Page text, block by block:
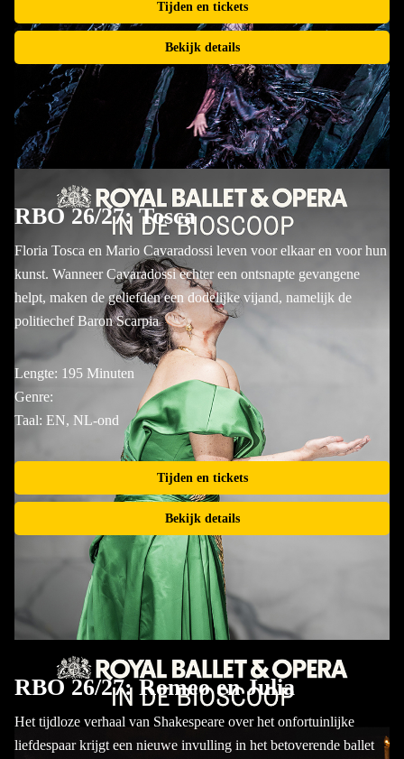
Tijden en tickets
Bekijk details
RBO 26/27: Tosca
Floria Tosca en Mario Cavaradossi leven voor elkaar en voor hun
kunst. Wanneer Cavaradossi echter een ontsnapte gevangene
helpt, maken de geliefden een dodelijke vijand, namelijk de
politiechef Baron Scarpia
Lengte: 195 Minuten
Genre:
Taal: EN, NL-ond
Tijden en tickets
Bekijk details
RBO 26/27: Romeo en Julia
Het tijdloze verhaal van Shakespeare over het onfortuinlijke
liefdespaar krijgt een nieuwe invulling in het betoverende ballet